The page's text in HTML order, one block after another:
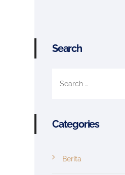
Search
Categories
Berita